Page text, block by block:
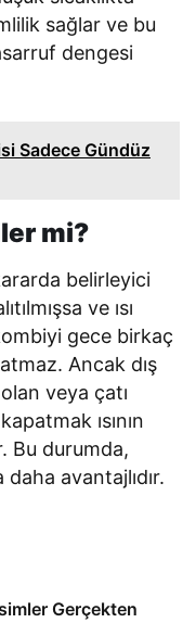
sağlar ve bu
dengesi
Sadece Gündüz
mi?
belirleyici
ve ısı
gece birkaç
Ancak dış
veya çatı
ısının
Bu durumda,
avantajlıdır.
Gerçekten